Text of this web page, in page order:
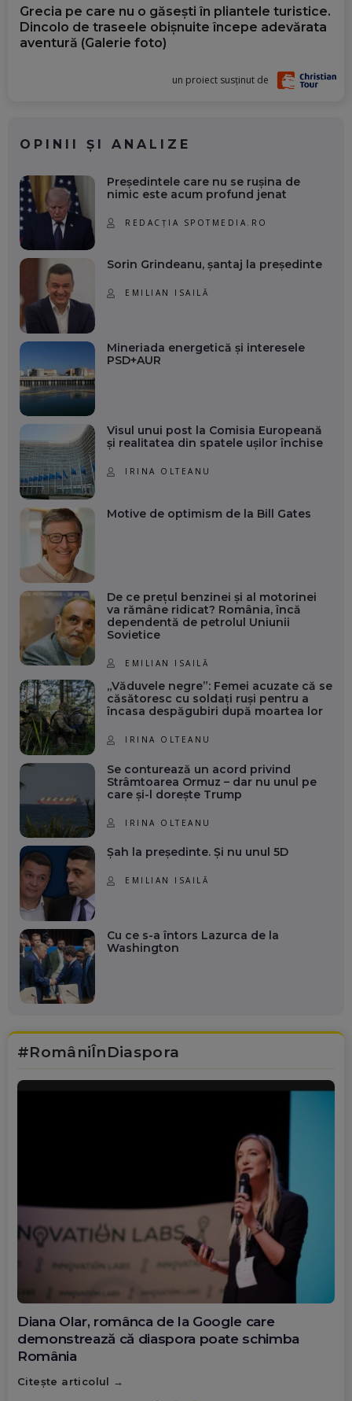
Grecia pe care nu o găsești în pliantele turistice.
Dincolo de traseele obișnuite începe adevărata
aventură (Galerie foto)
un proiect susținut de
OPINII ȘI ANALIZE
Președintele care nu se rușina de
nimic este acum profund jenat
REDACȚIA SPOTMEDIA.RO
Sorin Grindeanu, șantaj la președinte
EMILIAN ISAILĂ
Mineriada energetică și interesele
PSD+AUR
Visul unui post la Comisia Europeană
și realitatea din spatele ușilor închise
IRINA OLTEANU
Motive de optimism de la Bill Gates
De ce prețul benzinei și al motorinei
va rămâne ridicat? România, încă
dependentă de petrolul Uniunii
Sovietice
EMILIAN ISAILĂ
„Văduvele negre”: Femei acuzate că se
căsătoresc cu soldați ruși pentru a
încasa despăgubiri după moartea lor
IRINA OLTEANU
Se conturează un acord privind
Strâmtoarea Ormuz – dar nu unul pe
care și-l dorește Trump
IRINA OLTEANU
Șah la președinte. Și nu unul 5D
EMILIAN ISAILĂ
Cu ce s-a întors Lazurca de la
Washington
#RomâniÎnDiaspora
Diana Olar, românca de la Google care
demonstrează că diaspora poate schimba
România
Citește articolul